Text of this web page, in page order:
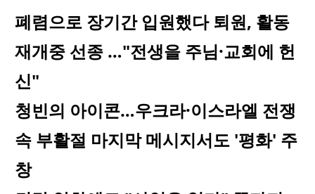
폐렴으로 장기간 입원했다 퇴원, 활동
재개중 선종 …"전생을 주님·교회에 헌
신"
청빈의 아이콘…우크라·이스라엘 전쟁
속 부활절 마지막 메시지서도 '평화' 주
창